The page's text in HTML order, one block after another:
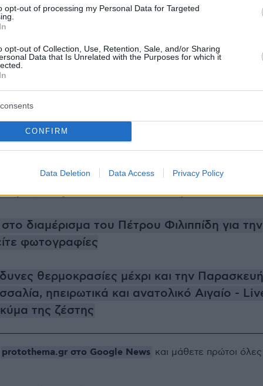
opt-out of processing my Personal Data for Targeted
opt-out of Collection, Use, Retention, Sale, and/or Sharing
Data that Is Unrelated with the Purposes for which it
CONFIRM
Data Deletion Data Access Privacy Policy
θαλάσσια σύνορα.
καθημερινά την ασφάλεια της πατρίδας
την υποχρέωση και το καθήκον να τους
με όλα τα απαραίτητα μέσα», καταλήγει στην
ο υπουργός.
και πλήρωμα για το παιδί ΑμεΑ που
ferry boat από Θάσο εν μέσω
διαμέρισμα του Πέτρου Φιλιππίδη για την
φωτογραφίες
θερμοκρασίες μέχρι και την
ηπειρωτικά και ανατολικό Αιγαίο -
της ζέστης
protothema.gr στο Google News και μάθετε πρώτοι όλες